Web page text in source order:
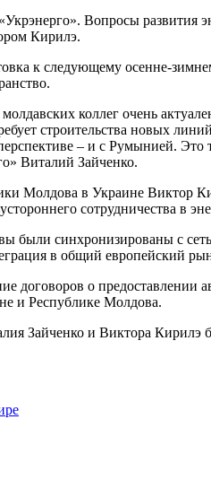
Вопросы
Кирилэ.
к следующему осенне-
коллег очень
строительства новых
– и с Румынией. Это
Виталий Зайченко.
Молдова в Украине Виктор
сотрудничества в
были синхронизированы с
в общий европейский
договоров о предоставлении
и Республике Молдова.
Зайченко и Виктора